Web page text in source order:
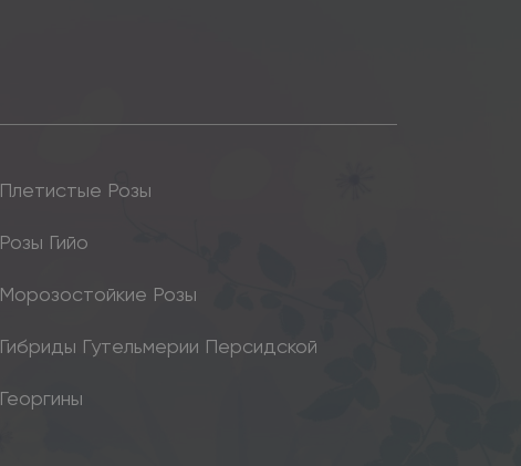
Плетистые Розы
Розы Гийо
Морозостойкие Розы
Гибриды Гутельмерии Персидской
Георгины